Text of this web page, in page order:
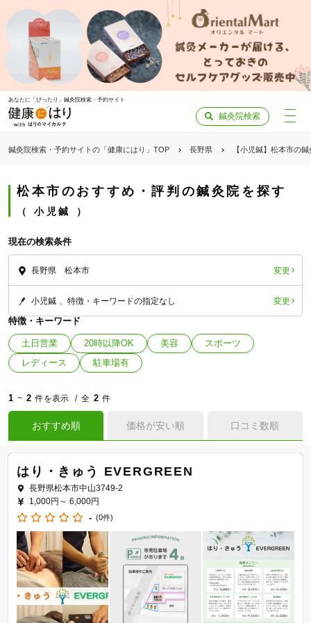
あなたに「ぴったり」鍼灸院検索・予約サイト
鍼灸院検索
鍼灸院検索・予約サイトの「健康にはり」TOP 長野県 【小児鍼】松本市の
松本市のおすすめ・評判の鍼灸院を探す
小児鍼
現在の検索条件
長野県 松本市 変更
小児鍼 特徴・キーワードの指定なし 変更
特徴・キーワード
土日営業 20時以降OK 美容
スポーツ
レディース
駐車場有
1 ~ 2 件を表示 全 2 件
おすすめ順 価格が安い順 口コミ数順
はり・きゅう EVERGREEN
長野県松本市中山3749-2
1,000円～ 6,000円
- (0件)
「健康にはりを見た」